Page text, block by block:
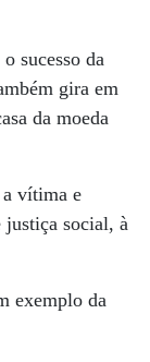
sucesso da
gira em
da moeda
a vítima e
justiça social, à
exemplo da